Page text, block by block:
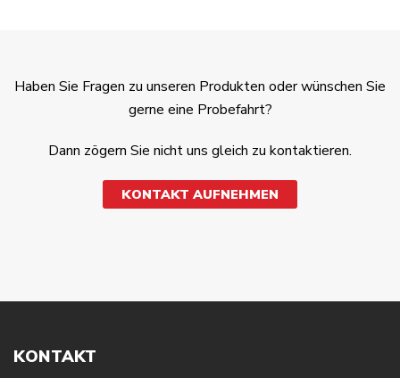
Haben Sie Fragen zu unseren Produkten oder wünschen Sie
gerne eine Probefahrt?
Dann zögern Sie nicht uns gleich zu kontaktieren.
KONTAKT AUFNEHMEN
KONTAKT